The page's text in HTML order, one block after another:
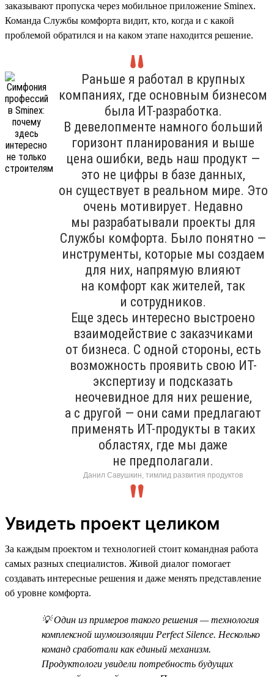
заказывают пропуска через мобильное приложение Sminex.
Команда Службы комфорта видит, кто, когда и с какой
проблемой обратился и на каком этапе находится решение.
Раньше я работал в крупных
компаниях, где основным бизнесом
была ИТ-разработка.
В девелопменте намного больший
горизонт планирования и выше
цена ошибки, ведь наш продукт —
это не цифры в базе данных,
он существует в реальном мире. Это
очень мотивирует. Недавно
мы разрабатывали проекты для
Службы комфорта. Было понятно —
инструменты, которые мы создаем
для них, напрямую влияют
на комфорт как жителей, так
и сотрудников.
Еще здесь интересно выстроено
взаимодействие с заказчиками
от бизнеса. С одной стороны, есть
возможность проявить свою ИТ-
экспертизу и подсказать
неочевидное для них решение,
а с другой — они сами предлагают
применять ИТ-продукты в таких
областях, где мы даже
не предполагали.
Данил Савушкин, тимлид развития продуктов
Увидеть проект целиком
За каждым проектом и технологией стоит командная работа
самых разных специалистов. Живой диалог помогает
создавать интересные решения и даже менять представление
об уровне комфорта.
💡 Один из примеров такого решения — технология
комплексной шумоизоляции Perfect Silence. Несколько
команд сработали как единый механизм.
Продуктологи увидели потребность будущих